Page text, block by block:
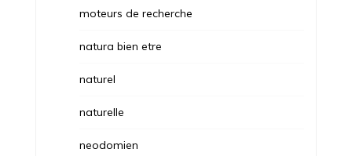
moteurs de recherche
natura bien etre
naturel
naturelle
neodomien